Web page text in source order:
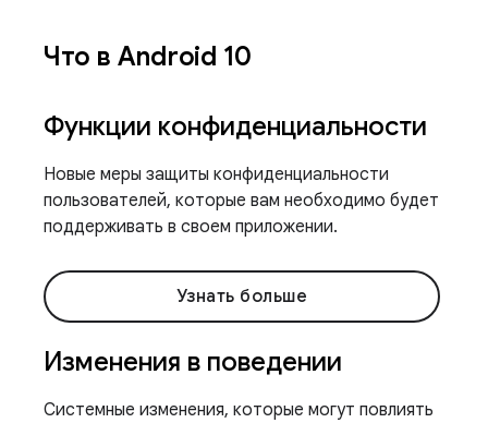
Что в Android 10
Функции конфиденциальности
Новые меры защиты конфиденциальности
пользователей, которые вам необходимо будет
поддерживать в своем приложении.
Узнать больше
Изменения в поведении
Системные изменения, которые могут повлиять